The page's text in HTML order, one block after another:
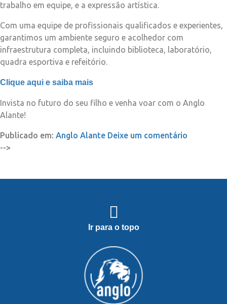
trabalho em equipe, e a expressão artística.
Com uma equipe de profissionais qualificados e experientes,
garantimos um ambiente seguro e acolhedor com
infraestrutura completa, incluindo biblioteca, laboratório,
quadra esportiva e refeitório.
Clique aqui e saiba mais
Invista no futuro do seu filho e venha voar com o Anglo
Alante!
Publicado em: Anglo Alante Deixe um comentário
-->
Ir para o topo